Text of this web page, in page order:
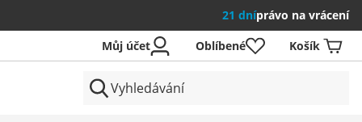
21 dníprávo na vrácení
Můj účet Oblíbené Košík